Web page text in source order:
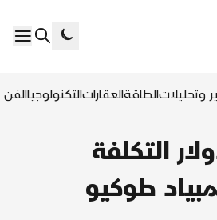
وتحليلاتالطاقةالعقاراتالتكنولوجياالفن
دولار التكلفة
طوكيو